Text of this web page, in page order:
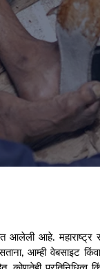
आलेली आहे. महाराष्ट्र
आम्ही वेबसाइट